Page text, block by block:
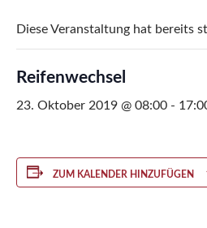
Diese Veranstaltung hat bereits
Reifenwechsel
23. Oktober 2019 @ 08:00 -
ZUM KALENDER HINZUFÜGEN